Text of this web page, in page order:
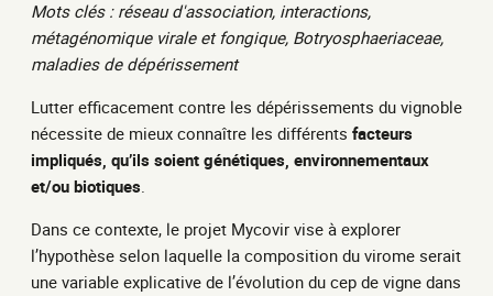
Mots clés : réseau d'association, interactions,
métagénomique virale et fongique, Botryosphaeriaceae,
maladies de dépérissement
Lutter efficacement contre les dépérissements du vignoble
nécessite de mieux connaître les différents facteurs
impliqués, qu’ils soient génétiques, environnementaux
et/ou biotiques.
Dans ce contexte, le projet Mycovir vise à explorer
l’hypothèse selon laquelle la composition du virome serait
une variable explicative de l’évolution du cep de vigne dans